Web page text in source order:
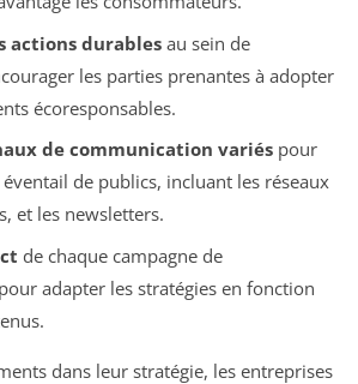
actions durablesau sein de
les parties prenantes à adopter
écoresponsables.
de communication variéspour
de publics, incluant les réseaux
et les newsletters.
de chaque campagne de
adapter les stratégies en fonction
dans leur stratégie, les entreprises